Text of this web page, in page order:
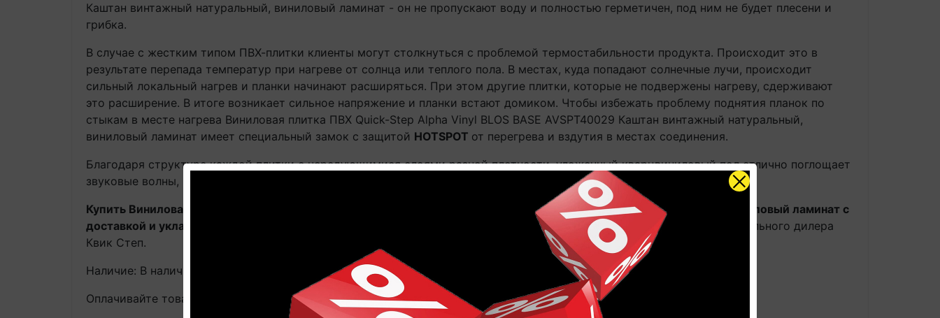
Каштан винтажный натуральный, виниловый ламинат - он не пропускают воду и полностью герметичен, под ним не будет плесени и
грибка.
В случае с жестким типом ПВХ-плитки клиенты могут столкнуться с проблемой термостабильности продукта. Происходит это в
результате перепада температур при нагреве от солнца или теплого пола. В местах, куда попадают солнечные лучи, происходит
сильный локальный нагрев и планки начинают расширяться. При этом другие плитки, которые не подвержены нагреву, сдерживают
это расширение. В итоге возникает сильное напряжение и планки встают домиком. Чтобы избежать проблему поднятия планок по
стыкам в месте нагрева Виниловая плитка ПВХ Quick-Step Alpha Vinyl BLOS BASE AVSPT40029 Каштан винтажный натуральный,
виниловый ламинат имеет специальный замок с защитой HOTSPOT от перегрева и вздутия в местах соединения.
Благодаря структуре каждой плитки с чередующимися слоями разной плотности, уложенный кварцвиниловый пол отлично поглощает
звуковые волны, шаги и звуки падающих на него предметов.
Купить Виниловая плитка ПВХ Quick-Step Alpha Vinyl BLOS BASE AVSPT40029 Каштан винтажный натуральный, виниловый ламинат с
доставкой и укладкой по цене производителя
вы всегда сможете Online в этом каталоге или в нашем салоне официального дилера
Квик Степ.
Наличие: В наличии на главном складе, срок поставки 1-3 рабочих дня.
Оплачивайте товар онлайн. Так будет дешевле!